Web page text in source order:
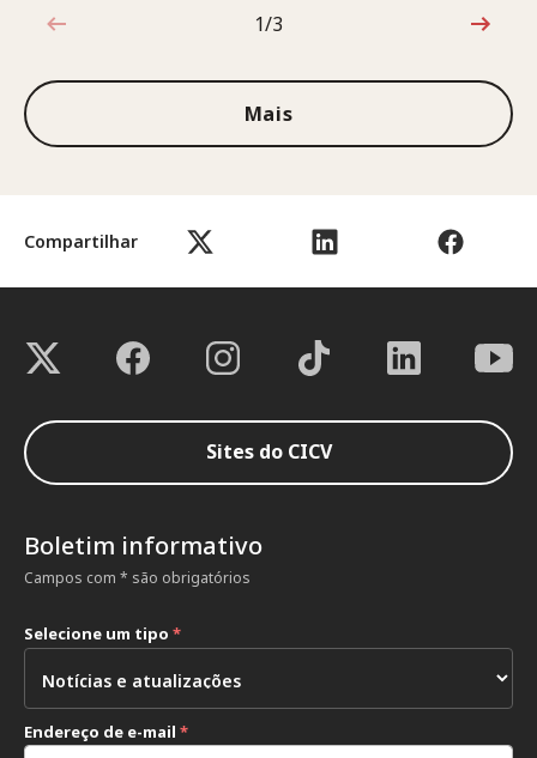
Compartilhar
1 de 3
1/3
Mais
Sites do CICV
Boletim informativo
Campos com * são obrigatórios
Selecione um tipo *
Endereço de e-mail *